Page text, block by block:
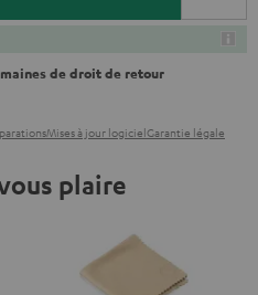
de droit de retour
Mises à jour logicielGarantie légale
plaire